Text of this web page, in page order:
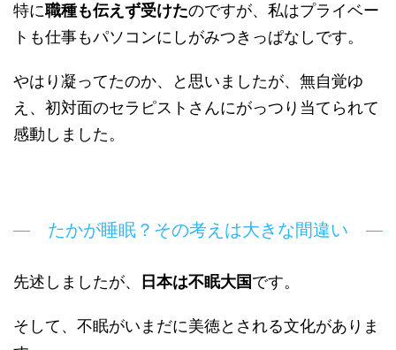
特に職種も伝えず受けたのですが、私はプライベー
トも仕事もパソコンにしがみつきっぱなしです。
やはり凝ってたのか、と思いましたが、無自覚ゆ
え、初対面のセラピストさんにがっつり当てられて
感動しました。
たかが睡眠？その考えは大きな間違い
先述しましたが、 日本は不眠大国です。
そして、不眠がいまだに美徳とされる文化がありま